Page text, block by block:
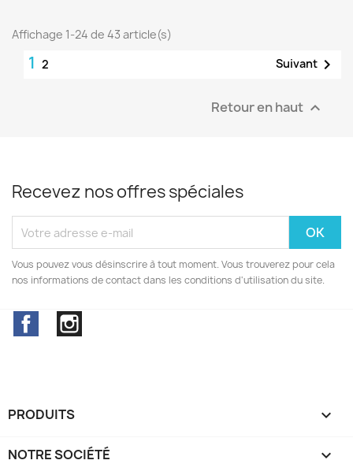
Affichage 1-24 de 43 article(s)
1 2 Suivant 
Retour en haut 
Recevez nos offres spéciales
Vous pouvez vous désinscrire à tout moment. Vous trouverez pour cela
nos informations de contact dans les conditions d'utilisation du site.
Facebook
PRODUITS 
NOTRE SOCIÉTÉ 